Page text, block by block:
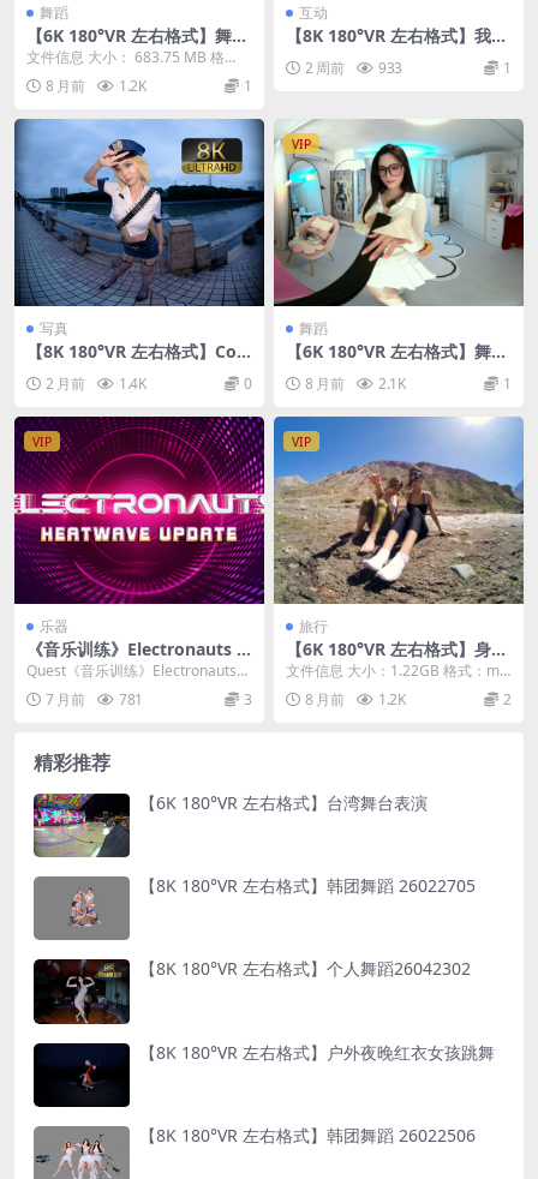
舞蹈
【6K 180°VR 左右格式】舞台
演出nobody
文件信息 大小： 683.75 MB 格
式：mp4（180°3D左右格式） 时
长...8 月前 1.2K 1
互动
【8K 180°VR 左右格式】我的
2 周前 933 1
写真
【8K 180°VR 左右格式】Cos
2 月前 1.4K 0
VIP
舞蹈
【6K 180°VR 左右格式】舞蹈
8 月前 2.1K 1
VIP
乐器
《音乐训练》Electronauts v
175667
Quest《音乐训练》Electronauts游
戏是一款能让你在虚拟现实中过足
“... 7 月前 781 3
VIP
旅行
【6K 180°VR 左右格式】身材
非常好的两位美女带你去旅行
文件信息 大小：1.22GB 格式：mp
4（180°3D左右格式） 时长：05:...
8 月前 1.2K 2
精彩推荐
【6K 180°VR 左右格式】台湾舞台表演
【8K 180°VR 左右格式】韩团舞蹈 26022705
【8K 180°VR 左右格式】个人舞蹈26042302
【8K 180°VR 左右格式】户外夜晚红衣女孩跳舞
【8K 180°VR 左右格式】韩团舞蹈 26022506